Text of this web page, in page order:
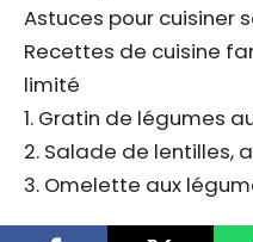
Astuces pour cuisiner
Recettes de cuisine
limité
1. Gratin de légumes
2. Salade de lentilles,
3. Omelette aux